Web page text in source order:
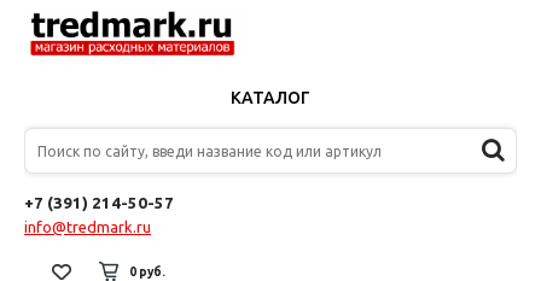
КАТАЛОГ
+7 (391) 214-50-57
info@tredmark.ru
0 руб.